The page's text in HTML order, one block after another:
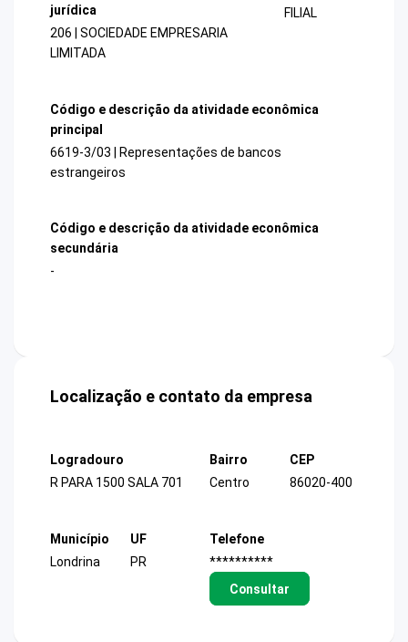
jurídica
206 | SOCIEDADE EMPRESARIA
LIMITADA
FILIAL
Código e descrição da atividade econômica
principal
6619-3/03 | Representações de bancos
estrangeiros
Código e descrição da atividade econômica
secundária
-
Localização e contato da empresa
Logradouro
R PARA 1500 SALA 701
Bairro
Centro
CEP
86020-400
Município
Londrina
UF
PR
Telefone
**********
Consultar